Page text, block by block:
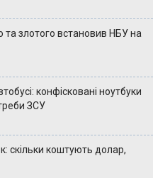
та злотого встановив НБУ на
конфісковані ноутбуки
ЗСУ
скільки коштують долар,